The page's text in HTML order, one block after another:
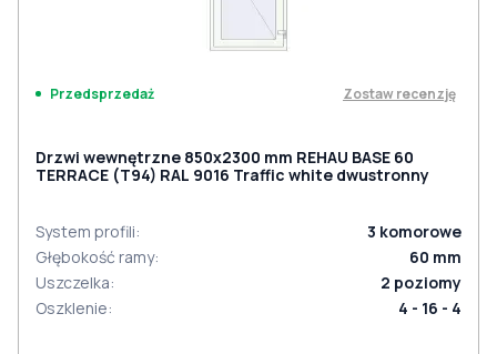
Przedsprzedaż Zostaw recenzję
Drzwi wewnętrzne 850x2300 mm REHAU BASE 60
TERRACE (Т94) RAL 9016 Traffic white dwustronny
System profili: 3 komorowe
Głębokość ramy: 60 mm
Uszczelka: 2 poziomy
Oszklenie: 4 - 16 - 4